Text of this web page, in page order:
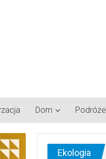
Dom Podróże
Ekologia